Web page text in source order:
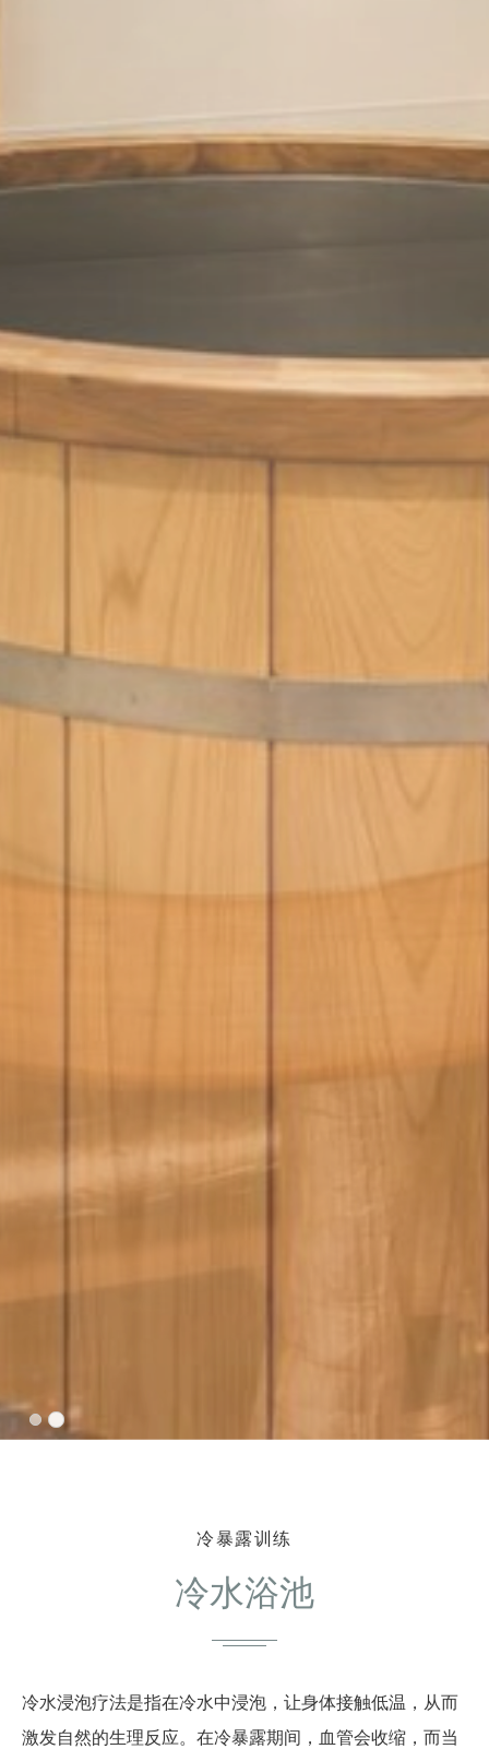
冷水浴池
冷暴露训练
冷水浸泡疗法是指在冷水中浸泡，让身体接触低温，从而
激发自然的生理反应。在冷暴露期间，血管会收缩，而当